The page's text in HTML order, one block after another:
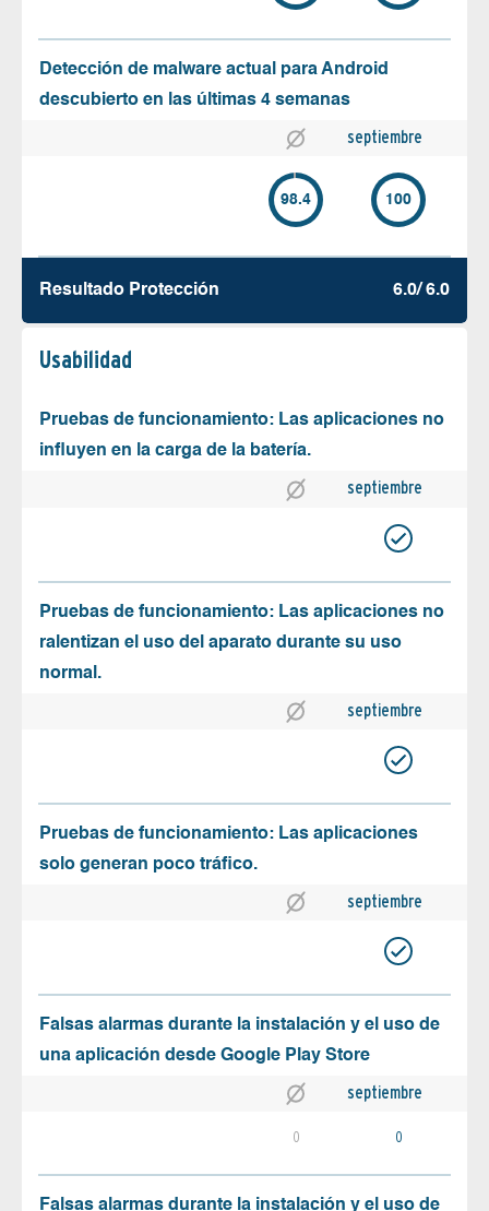
Detección de malware actual para Android
descubierto en las últimas 4 semanas
septiembre
98.4 100
Resultado Protección 6.0/ 6.0
Usabilidad
Pruebas de funcionamiento: Las aplicaciones no
influyen en la carga de la batería.
septiembre
Pruebas de funcionamiento: Las aplicaciones no
ralentizan el uso del aparato durante su uso
normal.
septiembre
Pruebas de funcionamiento: Las aplicaciones
solo generan poco tráfico.
septiembre
Falsas alarmas durante la instalación y el uso de
una aplicación desde Google Play Store
septiembre
0 0
Falsas alarmas durante la instalación y el uso de